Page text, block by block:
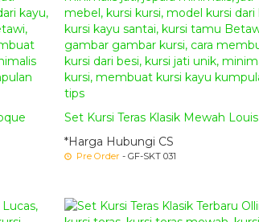
Set Kursi Teras Klasik Mewah Louis
*Harga Hubungi CS
Pre Order - GF-SKT 031